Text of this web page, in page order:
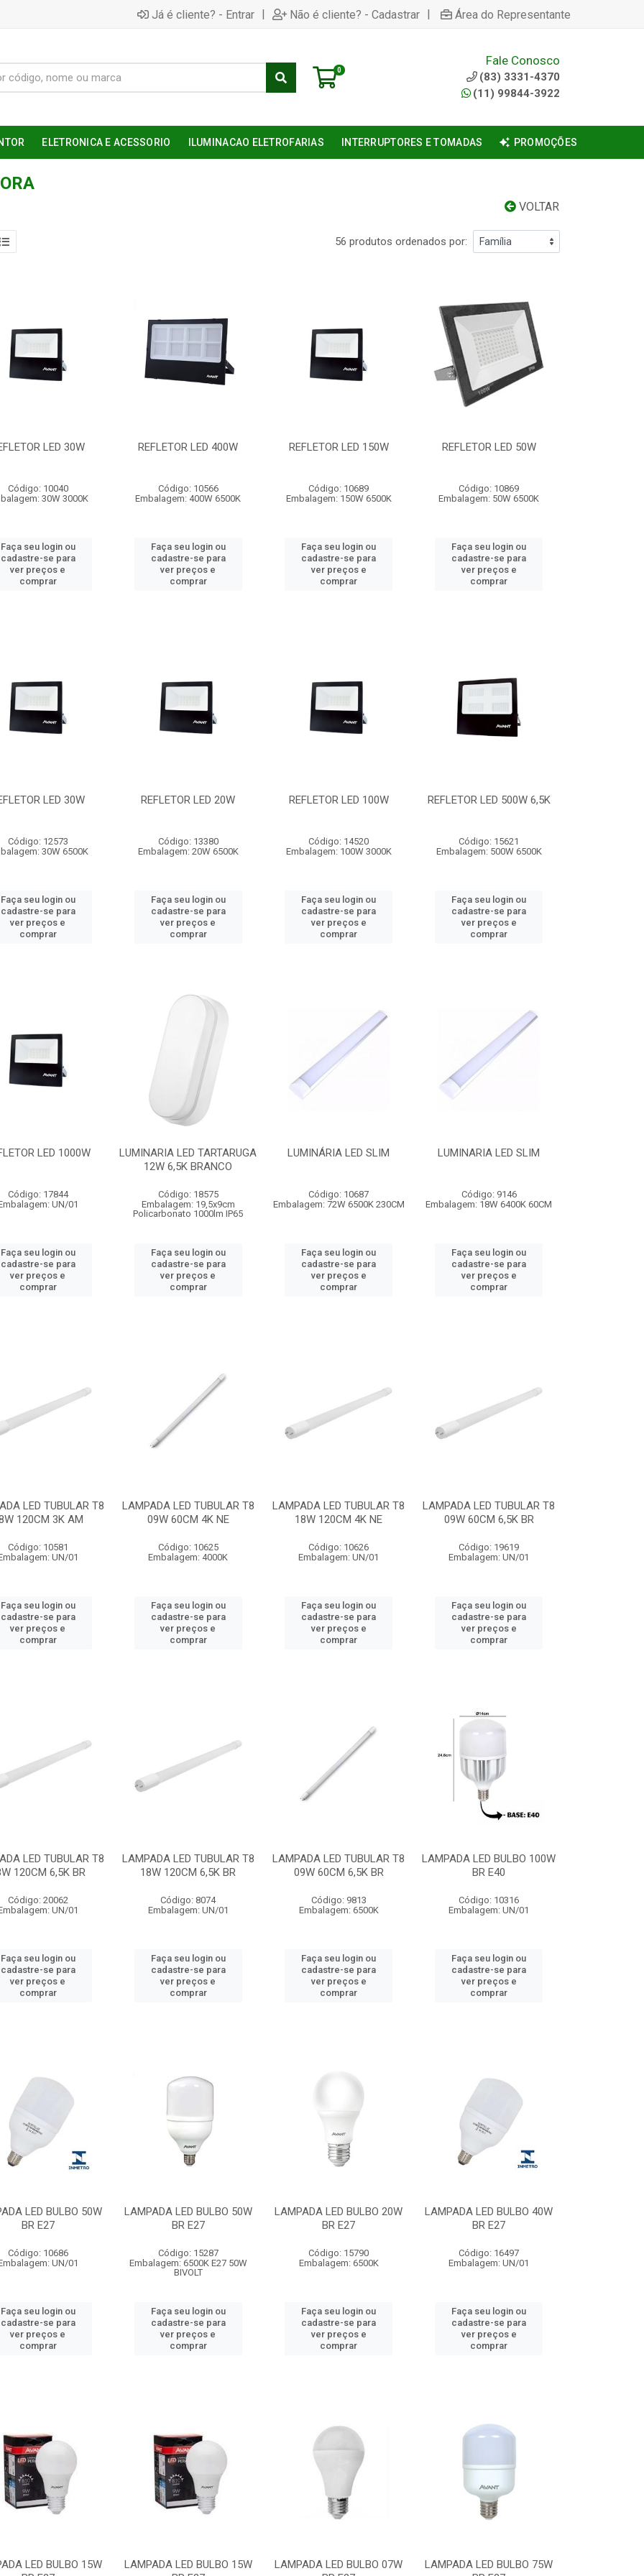
Já é cliente? - Entrar | Não é cliente? - Cadastrar | Área do Representante
0
Fale Conosco
(83) 3331-4370
(11) 99844-3922
ELETRONICA E ACESSORIO ILUMINACAO ELETROFARIAS INTERRUPTORES E TOMADAS PROMOÇÕES
VOLTAR
56 produtos ordenados por:
LED 30W
Código: 10040
30W 3000K
Faça seu login ou
cadastre-se para
ver preços e
comprar
REFLETOR LED 400W
Código: 10566
Embalagem: 400W 6500K
Faça seu login ou
cadastre-se para
ver preços e
comprar
REFLETOR LED 150W
Código: 10689
Embalagem: 150W 6500K
Faça seu login ou
cadastre-se para
ver preços e
comprar
REFLETOR LED 50W
Código: 10869
Embalagem: 50W 6500K
Faça seu login ou
cadastre-se para
ver preços e
comprar
LED 30W
Código: 12573
30W 6500K
Faça seu login ou
cadastre-se para
ver preços e
comprar
REFLETOR LED 20W
Código: 13380
Embalagem: 20W 6500K
Faça seu login ou
cadastre-se para
ver preços e
comprar
REFLETOR LED 100W
Código: 14520
Embalagem: 100W 3000K
Faça seu login ou
cadastre-se para
ver preços e
comprar
REFLETOR LED 500W 6,5K
Código: 15621
Embalagem: 500W 6500K
Faça seu login ou
cadastre-se para
ver preços e
comprar
LED 1000W
Código: 17844
UN/01
Faça seu login ou
cadastre-se para
ver preços e
comprar
LUMINARIA LED TARTARUGA
12W 6,5K BRANCO
Código: 18575
Embalagem: 19,5x9cm
Policarbonato 1000lm IP65
Faça seu login ou
cadastre-se para
ver preços e
comprar
LUMINÁRIA LED SLIM
Código: 10687
Embalagem: 72W 6500K 230CM
Faça seu login ou
cadastre-se para
ver preços e
comprar
LUMINARIA LED SLIM
Código: 9146
Embalagem: 18W 6400K 60CM
Faça seu login ou
cadastre-se para
ver preços e
comprar
LED TUBULAR T8
120CM 3K AM
Código: 10581
UN/01
Faça seu login ou
cadastre-se para
ver preços e
comprar
LAMPADA LED TUBULAR T8
09W 60CM 4K NE
Código: 10625
Embalagem: 4000K
Faça seu login ou
cadastre-se para
ver preços e
comprar
LAMPADA LED TUBULAR T8
18W 120CM 4K NE
Código: 10626
Embalagem: UN/01
Faça seu login ou
cadastre-se para
ver preços e
comprar
LAMPADA LED TUBULAR T8
09W 60CM 6,5K BR
Código: 19619
Embalagem: UN/01
Faça seu login ou
cadastre-se para
ver preços e
comprar
LED TUBULAR T8
120CM 6,5K BR
Código: 20062
UN/01
Faça seu login ou
cadastre-se para
ver preços e
comprar
LAMPADA LED TUBULAR T8
18W 120CM 6,5K BR
Código: 8074
Embalagem: UN/01
Faça seu login ou
cadastre-se para
ver preços e
comprar
LAMPADA LED TUBULAR T8
09W 60CM 6,5K BR
Código: 9813
Embalagem: 6500K
Faça seu login ou
cadastre-se para
ver preços e
comprar
LAMPADA LED BULBO 100W
BR E40
Código: 10316
Embalagem: UN/01
Faça seu login ou
cadastre-se para
ver preços e
comprar
LED BULBO 50W
BR E27
Código: 10686
UN/01
Faça seu login ou
cadastre-se para
ver preços e
comprar
LAMPADA LED BULBO 50W
BR E27
Código: 15287
Embalagem: 6500K E27 50W
BIVOLT
Faça seu login ou
cadastre-se para
ver preços e
comprar
LAMPADA LED BULBO 20W
BR E27
Código: 15790
Embalagem: 6500K
Faça seu login ou
cadastre-se para
ver preços e
comprar
LAMPADA LED BULBO 40W
BR E27
Código: 16497
Embalagem: UN/01
Faça seu login ou
cadastre-se para
ver preços e
comprar
LED BULBO 15W
LAMPADA LED BULBO 15W
LAMPADA LED BULBO 07W
LAMPADA LED BULBO 75W